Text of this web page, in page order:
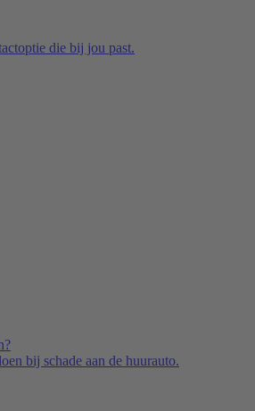
die bij jou past.
bij schade aan de huurauto.